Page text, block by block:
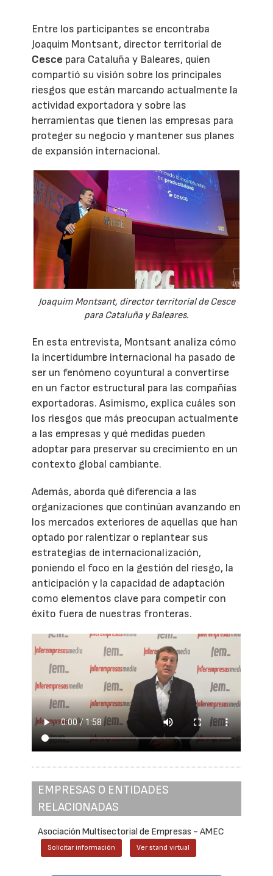
Entre los participantes se encontraba
Joaquim Montsant, director territorial de
Cesce para Cataluña y Baleares, quien
compartió su visión sobre los principales
riesgos que están marcando actualmente la
actividad exportadora y sobre las
herramientas que tienen las empresas para
proteger su negocio y mantener sus planes
de expansión internacional.
Joaquim Montsant, director territorial de Cesce
para Cataluña y Baleares.
En esta entrevista, Montsant analiza cómo
la incertidumbre internacional ha pasado de
ser un fenómeno coyuntural a convertirse
en un factor estructural para las compañías
exportadoras. Asimismo, explica cuáles son
los riesgos que más preocupan actualmente
a las empresas y qué medidas pueden
adoptar para preservar su crecimiento en un
contexto global cambiante.
Además, aborda qué diferencia a las
organizaciones que continúan avanzando en
los mercados exteriores de aquellas que han
optado por ralentizar o replantear sus
estrategias de internacionalización,
poniendo el foco en la gestión del riesgo, la
anticipación y la capacidad de adaptación
como elementos clave para competir con
éxito fuera de nuestras fronteras.
EMPRESAS O ENTIDADES
RELACIONADAS
Asociación Multisectorial de Empresas - AMEC
Solicitar información Ver stand virtual